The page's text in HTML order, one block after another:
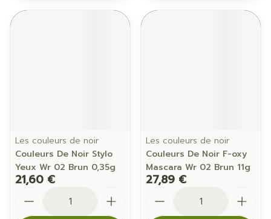
Les couleurs de noir
Couleurs De Noir Stylo
Yeux Wr 02 Brun 0,35g
21,60 €
Les couleurs de noir
Couleurs De Noir F-oxy
Mascara Wr 02 Brun 11g
27,89 €